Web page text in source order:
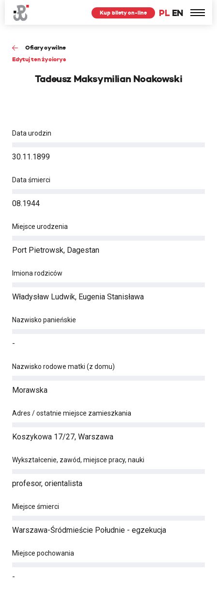
PL EN
Kup bilety on-line
Ofiary cywilne
Edytuj ten życiorys
Tadeusz Maksymilian Noakowski
Data urodzin
30.11.1899
Data śmierci
08.1944
Miejsce urodzenia
Port Pietrowsk, Dagestan
Imiona rodziców
Władysław Ludwik, Eugenia Stanisława
Nazwisko panieńskie
-
Nazwisko rodowe matki (z domu)
Morawska
Adres / ostatnie miejsce zamieszkania
Koszykowa 17/27, Warszawa
Wykształcenie, zawód, miejsce pracy, nauki
profesor, orientalista
Miejsce śmierci
Warszawa-Śródmieście Południe - egzekucja
Miejsce pochowania
-